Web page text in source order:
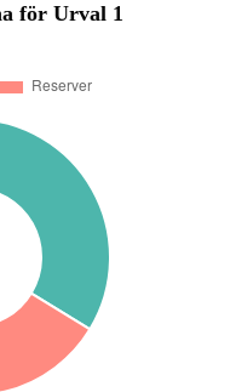
för Urval 1